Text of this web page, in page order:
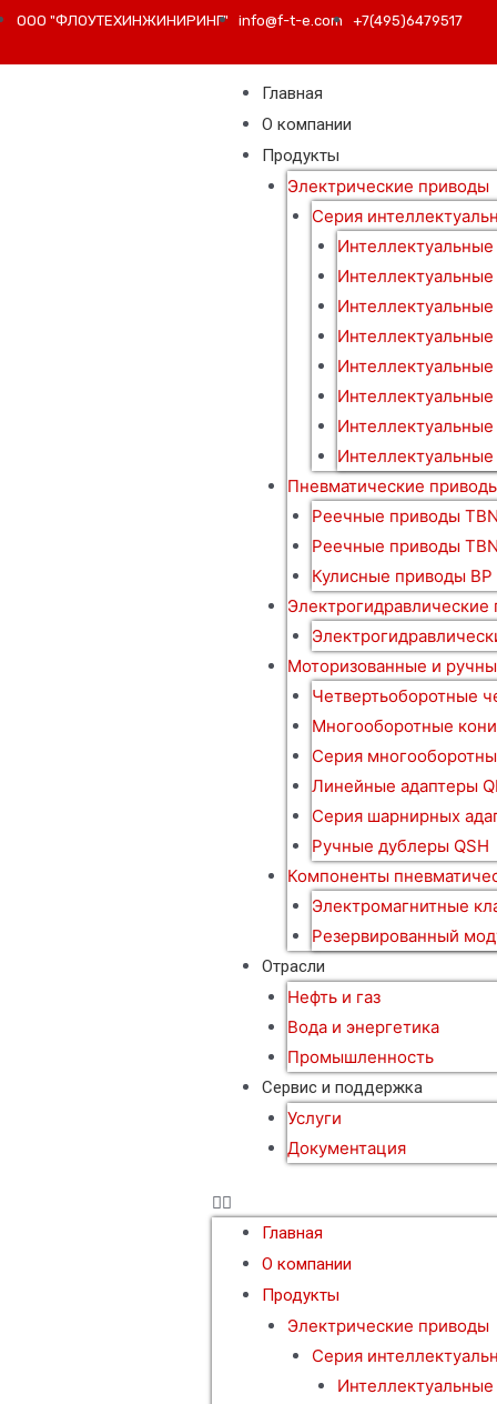
ООО "ФЛОУТЕХИНЖИНИРИНГ" info@f-t-e.com +7(495)6479517
Главная
О компании
Продукты
Электрические приводы
Серия
Пневматические
Реечные приводы
Реечные приводы
Кулисные приводы BP
Электрогидравлические
Моторизованные и
Четвертьоборотные
Многооборотные
Серия
Линейные адаптеры
Серия шарнирных
Ручные дублеры QSH
Компоненты
Электромагнитные
Резервированный
Отрасли
Нефть и газ
Вода и энергетика
Промышленность
Сервис и поддержка
Услуги
Документация
Главная
О компании
Продукты
Электрические приводы
Серия